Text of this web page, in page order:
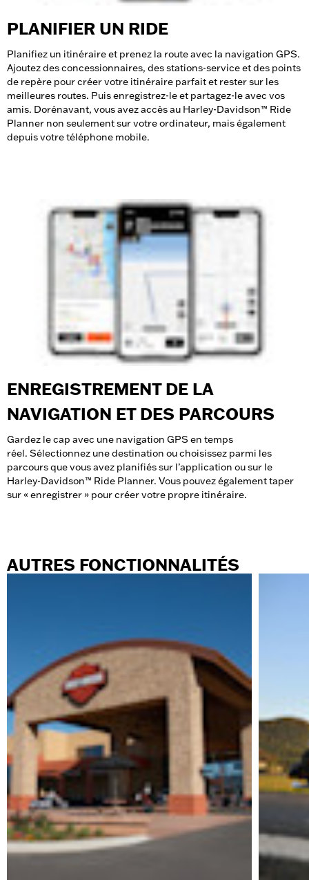
PLANIFIER UN RIDE
Planifiez un itinéraire et prenez la route avec la navigation GPS.
Ajoutez des concessionnaires, des stations-service et des points
de repère pour créer votre itinéraire parfait et rester sur les
meilleures routes. Puis enregistrez-le et partagez-le avec vos
amis. Dorénavant, vous avez accès au Harley-Davidson™ Ride
Planner non seulement sur votre ordinateur, mais également
depuis votre téléphone mobile.
ENREGISTREMENT DE LA
NAVIGATION ET DES PARCOURS
Gardez le cap avec une navigation GPS en temps
réel. Sélectionnez une destination ou choisissez parmi les
parcours que vous avez planifiés sur l’application ou sur le
Harley-Davidson™ Ride Planner. Vous pouvez également taper
sur « enregistrer » pour créer votre propre itinéraire.
AUTRES FONCTIONNALITÉS